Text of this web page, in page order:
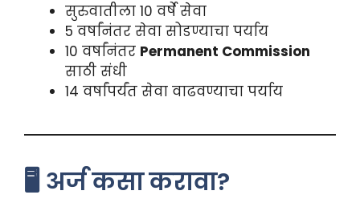
सुरुवातीला 10 वर्षे सेवा
5 वर्षांनंतर सेवा सोडण्याचा पर्याय
10 वर्षांनंतर Permanent Commission
साठी संधी
14 वर्षांपर्यंत सेवा वाढवण्याचा पर्याय
🖥️ अर्ज कसा करावा?